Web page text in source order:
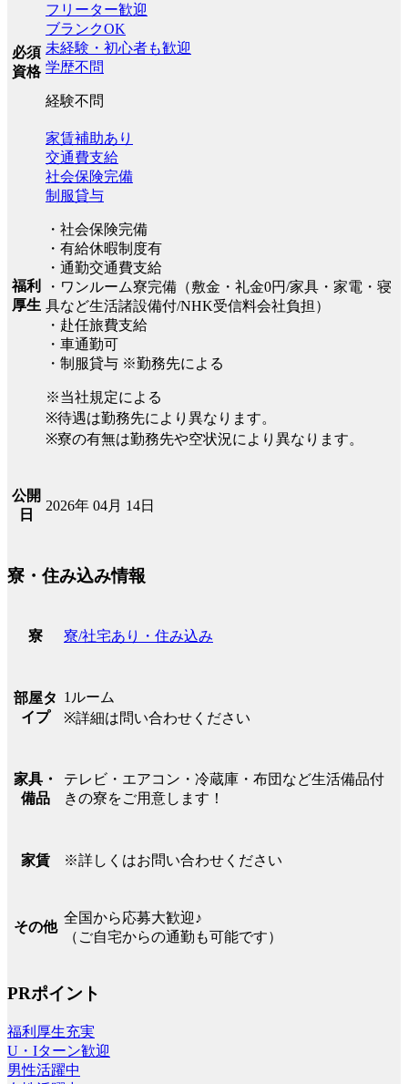
必須
資格
フリーター歓迎
ブランクOK
未経験・初心者も歓迎
学歴不問
経験不問
福利
厚生
家賃補助あり
交通費支給
社会保険完備
制服貸与
・社会保険完備
・有給休暇制度有
・通勤交通費支給
・ワンルーム寮完備（敷金・礼金0円/家具・家電・寝
具など生活諸設備付/NHK受信料会社負担）
・赴任旅費支給
・車通勤可
・制服貸与 ※勤務先による
※当社規定による
※待遇は勤務先により異なります。
※寮の有無は勤務先や空状況により異なります。
公開
日
2026年 04月 14日
寮・住み込み情報
寮 寮/社宅あり・住み込み
部屋タ
イプ
1ルーム
※詳細は問い合わせください
家具・
備品
テレビ・エアコン・冷蔵庫・布団など生活備品付
きの寮をご用意します！
家賃 ※詳しくはお問い合わせください
その他
全国から応募大歓迎♪
（ご自宅からの通勤も可能です）
PRポイント
福利厚生充実
U・Iターン歓迎
男性活躍中